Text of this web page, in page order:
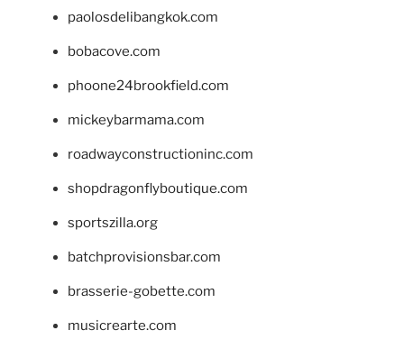
paolosdelibangkok.com
bobacove.com
phoone24brookfield.com
mickeybarmama.com
roadwayconstructioninc.com
shopdragonflyboutique.com
sportszilla.org
batchprovisionsbar.com
brasserie-gobette.com
musicrearte.com